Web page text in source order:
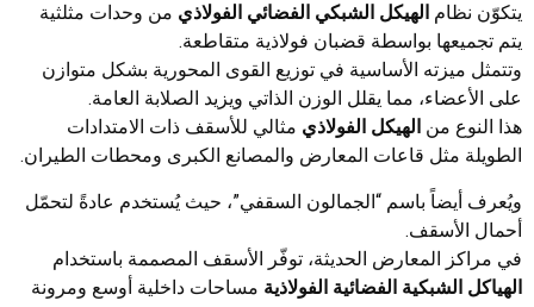
يتكوّن نظام الهيكل الشبكي الفضائي الفولاذي من وحدات مثلثية
يتم تجميعها بواسطة قضبان فولاذية متقاطعة.
وتتمثل ميزته الأساسية في توزيع القوى المحورية بشكل متوازن
على الأعضاء، مما يقلل الوزن الذاتي ويزيد الصلابة العامة.
هذا النوع من الهيكل الفولاذي مثالي للأسقف ذات الامتدادات
الطويلة مثل قاعات المعارض والمصانع الكبرى ومحطات الطيران.
ويُعرف أيضاً باسم “الجمالون السقفي”، حيث يُستخدم عادةً لتحمّل
أحمال الأسقف.
في مراكز المعارض الحديثة، توفّر الأسقف المصممة باستخدام
الهياكل الشبكية الفضائية الفولاذية مساحات داخلية أوسع ومرونة